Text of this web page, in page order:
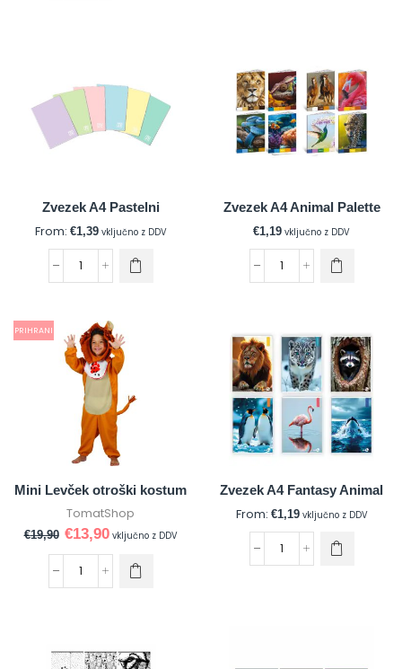
Zvezek A4 Pastelni
From: €1,39 vključno z DDV
Zvezek A4 Animal Palette
€1,19 vključno z DDV
PRIHRANI
Mini Levček otroški kostum
TomatShop
€19,90 €13,90 vključno z DDV
Zvezek A4 Fantasy Animal
From: €1,19 vključno z DDV